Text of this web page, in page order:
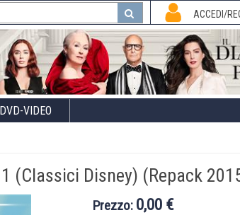
ACCEDI/
DVD-VIDEO
(Classici Disney) (Repack
Prezzo: 0,00 €